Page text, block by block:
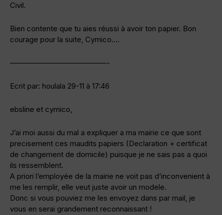
Civil.
Bien contente que tu aies réussi à avoir ton papier. Bon
courage pour la suite, Cymico….
—————————————-
Ecrit par: houlala 29-11 à 17:46
ebsline et cymico,
J’ai moi aussi du mal a expliquer a ma mairie ce que sont
precisement ces maudits papiers (Declaration + certificat
de changement de domicile) puisque je ne sais pas a quoi
ils ressemblent.
A priori l’employée de la mairie ne voit pas d’inconvenient à
me les remplir, elle veut juste avoir un modele.
Donc si vous pouviez me les envoyez dans par mail, je
vous en serai grandement reconnaissant !